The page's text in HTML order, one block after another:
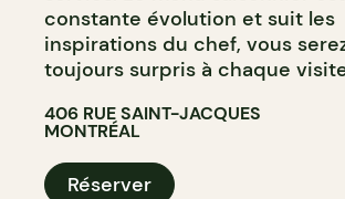
constante évolution et suit les
inspirations du chef, vous
toujours surpris à chaque
406 RUE SAINT-JACQUES
MONTRÉAL
Réserver